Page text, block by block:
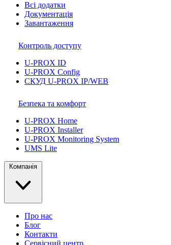
Всі додатки
Документація
Завантаження
Контроль доступу
U-PROX ID
U-PROX Config
СКУД U-PROX IP/WEB
Безпека та комфорт
U-PROX Home
U-PROX Installer
U-PROX Monitoring System
UMS Lite
Компанія
Про нас
Блог
Контакти
Сервісний центр